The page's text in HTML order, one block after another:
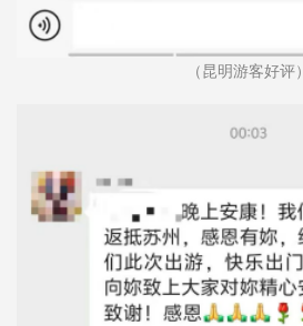
（昆明游客好评）